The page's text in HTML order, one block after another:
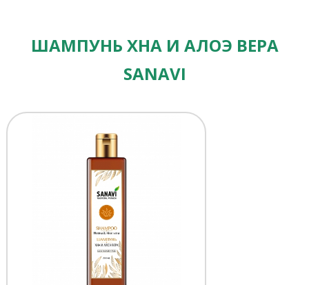
ШАМПУНЬ ХНА И АЛОЭ ВЕРА
SANAVI